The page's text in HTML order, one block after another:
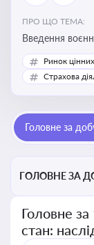
ПРО ЩО ТЕМА:
Введення
Ринок
Страхова
Головне за
ГОЛОВНЕ ЗА
Головне
стан: